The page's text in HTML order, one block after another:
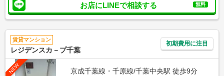
お店にLINEで相談する 無料
賃貸マンション
レジデンスカ－プ千葉
初期費用に注目
NEW
京成千葉線・千原線/千葉中央駅 徒歩9分